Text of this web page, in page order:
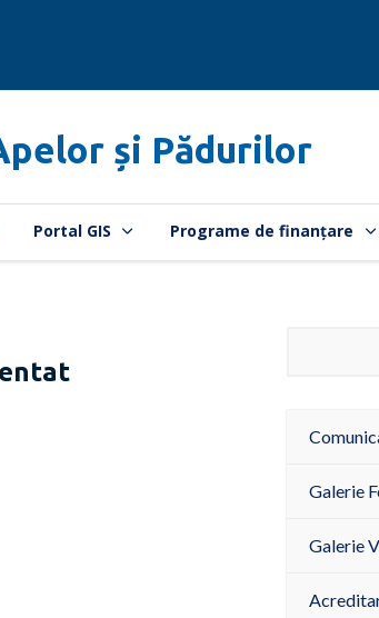
și Pădurilor
Portal GIS Programe de finanțare
Galerie
Galerie